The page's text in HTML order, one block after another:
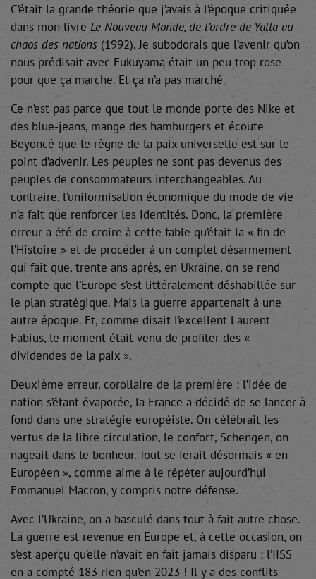
C’était la grande théorie que j’avais à l’époque critiquée
dans mon livre Le Nouveau Monde, de l’ordre de Yalta au
chaos des nations (1992). Je subodorais que l’avenir qu’on
nous prédisait avec Fukuyama était un peu trop rose
pour que ça marche. Et ça n’a pas marché.
Ce n’est pas parce que tout le monde porte des Nike et
des blue-jeans, mange des hamburgers et écoute
Beyoncé que le règne de la paix universelle est sur le
point d’advenir. Les peuples ne sont pas devenus des
peuples de consommateurs interchangeables. Au
contraire, l’uniformisation économique du mode de vie
n’a fait que renforcer les identités. Donc, la première
erreur a été de croire à cette fable qu’était la « fin de
l’Histoire » et de procéder à un complet désarmement
qui fait que, trente ans après, en Ukraine, on se rend
compte que l’Europe s’est littéralement déshabillée sur
le plan stratégique. Mais la guerre appartenait à une
autre époque. Et, comme disait l’excellent Laurent
Fabius, le moment était venu de profiter des «
dividendes de la paix ».
Deuxième erreur, corollaire de la première : l’idée de
nation s’étant évaporée, la France a décidé de se lancer à
fond dans une stratégie européiste. On célébrait les
vertus de la libre circulation, le confort, Schengen, on
nageait dans le bonheur. Tout se ferait désormais « en
Européen », comme aime à le répéter aujourd’hui
Emmanuel Macron, y compris notre défense.
Avec l’Ukraine, on a basculé dans tout à fait autre chose.
La guerre est revenue en Europe et, à cette occasion, on
s’est aperçu qu’elle n’avait en fait jamais disparu : l’IISS
en a compté 183 rien qu’en 2023 ! Il y a des conflits